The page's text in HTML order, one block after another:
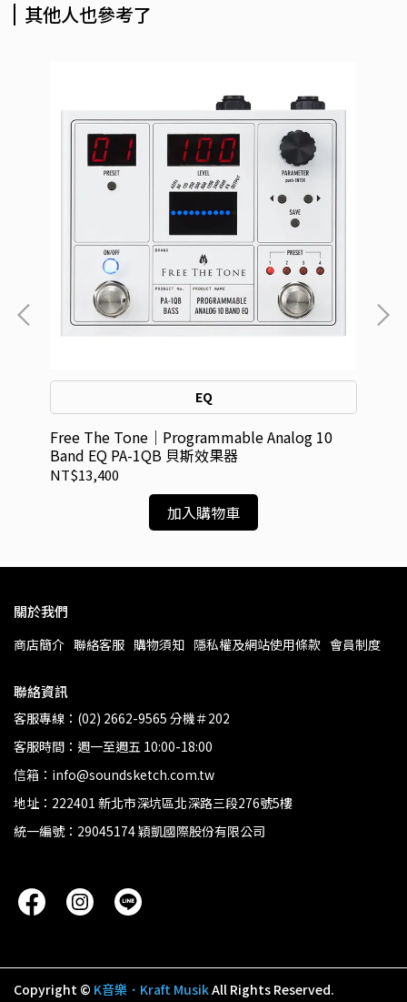
其他人也參考了
EQ
Free The Tone｜Programmable Analog 10
Band EQ PA-1QB 貝斯效果器
NT$13,400
加入購物車
關於我們
商店簡介 聯絡客服 購物須知 隱私權及網站使用條款 會員制度
聯絡資訊
客服專線：(02) 2662-9565 分機＃202
客服時間：週一至週五 10:00-18:00
信箱：info@soundsketch.com.tw
地址：222401 新北市深坑區北深路三段276號5樓
統一編號：29045174 穎凱國際股份有限公司
Copyright © K音樂．Kraft MusikAll Rights Reserved.